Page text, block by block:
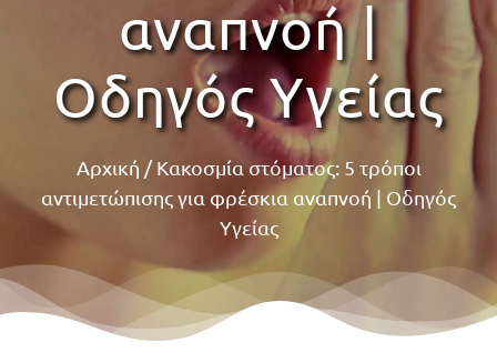
αναπνοή |
Οδηγός Υγείας
Αρχική /Κακοσμία στόματος: 5 τρόποι
αντιμετώπισης για φρέσκια αναπνοή | Οδηγός
Υγείας